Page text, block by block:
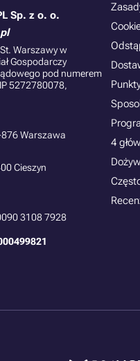
Sp. z o. o.
Warszawy w
Gospodarczy
pod numerem
5272780078,
Warszawa
Cieszyn
3108 7928
4